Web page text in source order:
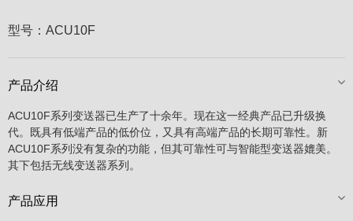
型号： ACU10F
产品介绍
ACU10F系列变送器已生产了十余年。现在这一经典产品已升级换
代。既具有低端产品的低价位，又具有高端产品的长期可靠性。新
ACU10F系列没有复杂的功能，但其可靠性可与智能型变送器媲美。
其下包括无线变送器系列。
产品应用